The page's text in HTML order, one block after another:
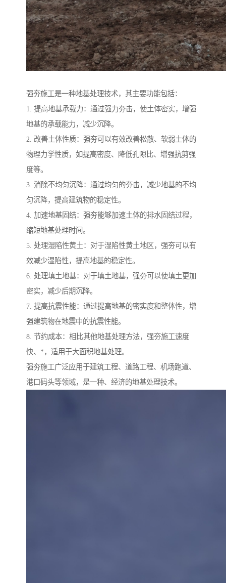
强夯施工是一种地基处理技术，其主要功能包括：
1. 提高地基承载力：通过强力夯击，使土体密实，增强
地基的承载能力，减少沉降。
2. 改善土体性质：强夯可以有效改善松散、软弱土体的
物理力学性质，如提高密度、降低孔隙比、增强抗剪强
度等。
3. 消除不均匀沉降：通过均匀的夯击，减少地基的不均
匀沉降，提高建筑物的稳定性。
4. 加速地基固结：强夯能够加速土体的排水固结过程，
缩短地基处理时间。
5. 处理湿陷性黄土：对于湿陷性黄土地区，强夯可以有
效减少湿陷性，提高地基的稳定性。
6. 处理填土地基：对于填土地基，强夯可以使填土更加
密实，减少后期沉降。
7. 提高抗震性能：通过提高地基的密实度和整体性，增
强建筑物在地震中的抗震性能。
8. 节约成本：相比其他地基处理方法，强夯施工速度
快、*，适用于大面积地基处理。
强夯施工广泛应用于建筑工程、道路工程、机场跑道、
港口码头等领域，是一种、经济的地基处理技术。